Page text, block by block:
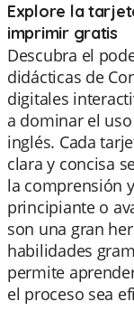
Explore la
imprimir gratis
Descubra el
didácticas de
digitales
a dominar el
inglés. Cada
clara y concisa
la comprensión
principiante o
son una gran
habilidades
permite
el proceso sea